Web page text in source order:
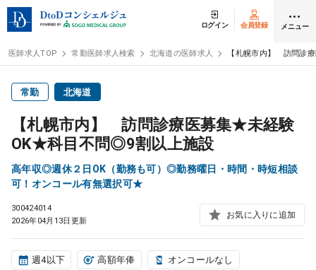
ログイン 会員登録 メニュー
医師求人
常勤検索
非常勤検索 アルバイト
スポット検索 アルバイト
医師求人TOP 常勤医師求人検索 北海道の医師求人 【札幌市内】 訪問診
常勤 北海道
【札幌市内】 訪問診療医募集★未経験
OK★科目不問◎9割以上施設
高年収◎週休２日OK（勤務も可）◎勤務曜日・時間・時短相談
可！オンコール有無選択可★
300424014
2026年04月13日更新
お気に入りに追加
週4以下 高額年俸 オンコールなし